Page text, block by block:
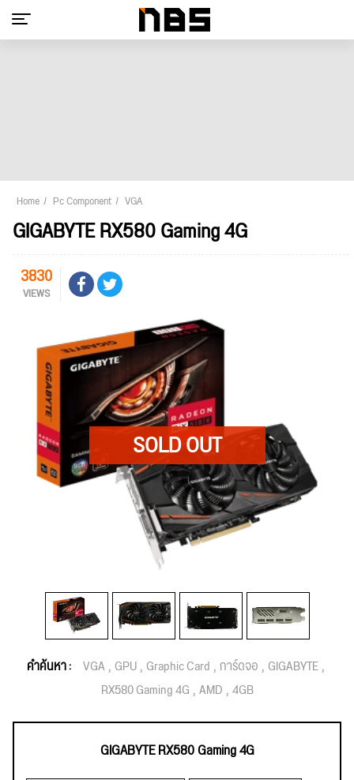
Home Pc Component VGA
GIGABYTE RX580 Gaming 4G
3830
VIEWS
คำค้นหา : VGA GPU Graphic Card การ์ดจอ GIGABYTE
RX580 Gaming 4G AMD 4GB
GIGABYTE RX580 Gaming 4G